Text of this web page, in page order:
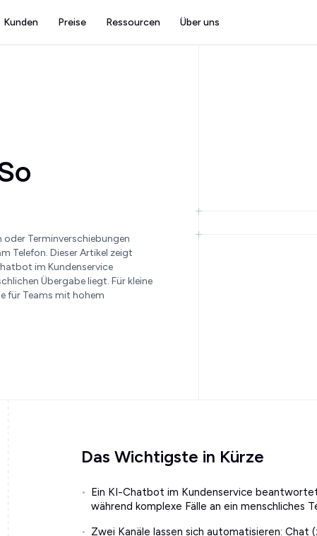
Kunden Preise Ressourcen Über uns
Terminverschiebungen
Telefon. Dieser Artikel zeigt
im Kundenservice
Übergabe liegt. Für kleine
für Teams mit hohem
Das Wichtigste in Kürze
Ein KI-Chatbot im Kundenservice
während komplexe Fälle an ein menschliches
Zwei Kanäle lassen sich automatisieren: Chat